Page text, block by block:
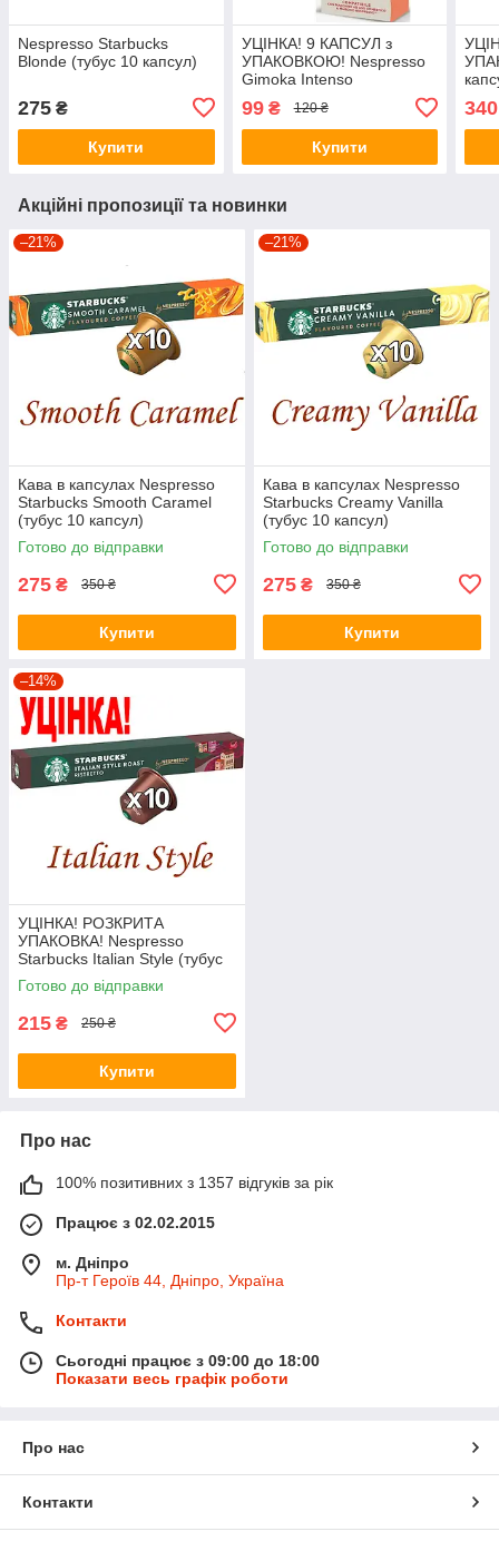
Nespresso Starbucks
Blonde (тубус 10 капсул)
275 ₴
Купити
УЦІНКА! 9 КАПСУЛ з
УПАКОВКОЮ! Nespresso
Gimoka Intenso
99₴ 120 ₴
Купити
340
Акційні пропозиції та новинки
–21%
Кава в капсулах Nespresso
Starbucks Smooth Caramel
(тубус 10 капсул)
Готово до відправки
275 ₴ 350 ₴
Купити
–21%
Кава в капсулах Nespresso
Starbucks Creamy Vanilla
(тубус 10 капсул)
Готово до відправки
275 ₴ 350 ₴
Купити
–14%
УЦІНКА! РОЗКРИТА
УПАКОВКА! Nespresso
Starbucks Italian Style (тубус
10 капсул)
Готово до відправки
215 ₴ 250 ₴
Купити
Про нас
100% позитивних з 1357 відгуків за рік
Працює з 02.02.2015
м. Дніпро
Пр-т Героїв 44, Дніпро, Україна
Контакти
Сьогодні працює з 09:00 до 18:00
Показати весь графік роботи
Про нас
Контакти